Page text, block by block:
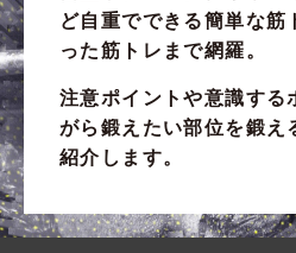
ど自重でできる簡単な筋
った筋トレまで網羅。
注意ポイントや意識する
がら 鍛えたい部位を鍛え
紹介します。